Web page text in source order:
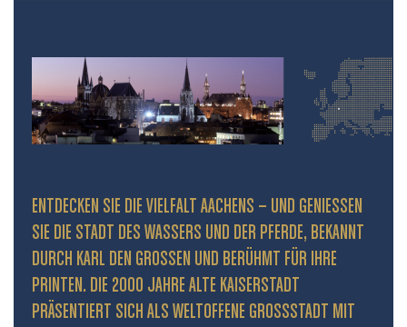
ENTDECKEN SIE DIE VIELFALT AACHENS – UND GENIESSEN S
IE DIE STADT DES WASSERS UND DER PFERDE, BEKANNT D
URCH KARL DEN GROSSEN UND BERÜHMT FÜR IHRE PR
INTEN. DIE 2000 JAHRE ALTE KAISERSTADT PR
ÄSENTIERT SICH ALS WELTOFFENE GROSSSTADT MIT HIS